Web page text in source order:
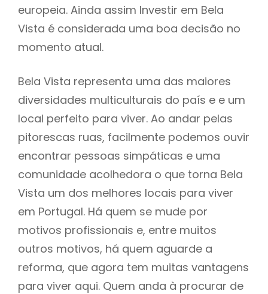
europeia. Ainda assim Investir em Bela
Vista é considerada uma boa decisão no
momento atual.
Bela Vista representa uma das maiores
diversidades multiculturais do país e e um
local perfeito para viver. Ao andar pelas
pitorescas ruas, facilmente podemos ouvir
encontrar pessoas simpáticas e uma
comunidade acolhedora o que torna Bela
Vista um dos melhores locais para viver
em Portugal. Há quem se mude por
motivos profissionais e, entre muitos
outros motivos, há quem aguarde a
reforma, que agora tem muitas vantagens
para viver aqui. Quem anda à procurar de